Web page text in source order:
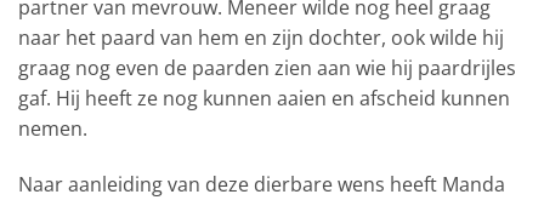
partner van mevrouw. Meneer wilde nog heel graag
naar het paard van hem en zijn dochter, ook wilde hij
graag nog even de paarden zien aan wie hij paardrijles
gaf. Hij heeft ze nog kunnen aaien en afscheid kunnen
nemen.
Naar aanleiding van deze dierbare wens heeft Manda